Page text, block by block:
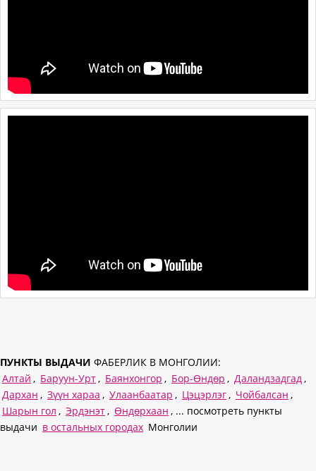
ПУНКТЫ ВЫДАЧИ ФАБЕРЛИК В МОНГОЛИИ:
Алтай , Баруун-Урт , Баянхонгор , Бор-Өндөр , Даландзадгад ,
Дархан , Зүүн хараа , Улаанбаатар , Цэцэрлэг , Чойбалсан ,
Шарын гол , Эрдэнэт , Өндөрхаан , ... посмотреть пункты
выдачи в остальных городах Монголии